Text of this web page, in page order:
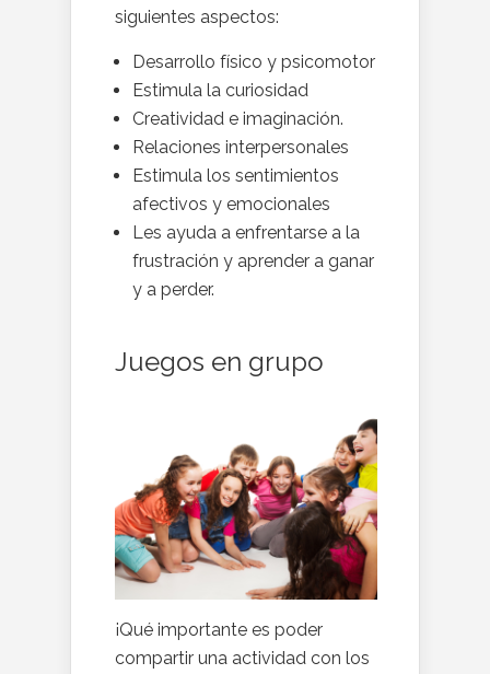
siguientes aspectos:
Desarrollo físico y psicomotor
Estimula la curiosidad
Creatividad e imaginación.
Relaciones interpersonales
Estimula los sentimientos
afectivos y emocionales
Les ayuda a enfrentarse a la
frustración y aprender a ganar
y a perder.
Juegos en grupo
¡Qué importante es poder
compartir una actividad con los